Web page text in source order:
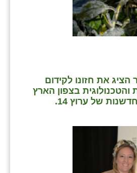
את חזונו לקידום
בצפון הארץ
של ערוץ 14.